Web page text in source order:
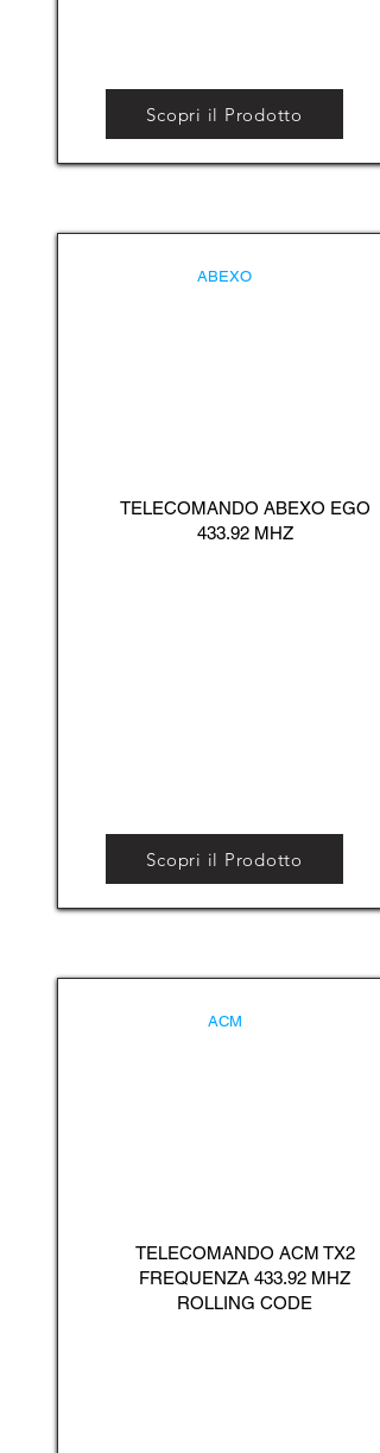
Scopri il Prodotto
ABEXO
TELECOMANDO ABEXO EGO
433.92 MHZ
Scopri il Prodotto
ACM
TELECOMANDO ACM TX2
FREQUENZA 433.92 MHZ
ROLLING CODE